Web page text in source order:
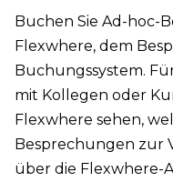
Buchen Sie Ad-hoc-
Flexwhere, dem
Buchungssystem.
mit Kollegen oder
Flexwhere sehen,
Besprechungen zur
über die Flexwhere-